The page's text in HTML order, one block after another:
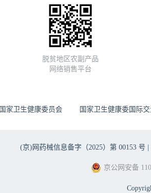
脱贫地区农副产品
网络销售平台
国家卫生健康委员会 国家卫生健康委国际
(京)网药械信息备字（2025）第 00153 号 |
京公网安备